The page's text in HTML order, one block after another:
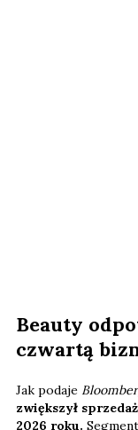
Beauty
czwartą
Jak podaje
zwiększył
2026 roku.